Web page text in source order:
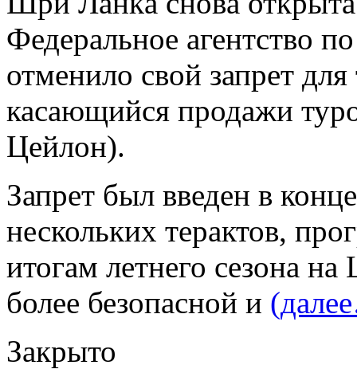
Федеральное агентство
отменило свой запрет
касающийся продажи
Цейлон).
Запрет был введен в
нескольких терактов,
итогам летнего сезона
более безопасной и
Закрыто